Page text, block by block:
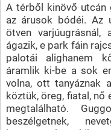
A térből kinövő utcán
az árusok bódéi. Az
ötven
ágazik, e park fáin
palotái alighanem
áramlik ki-be a sok
volna, ott tanyáznak
köztük, öreg, fiatal, nő
megtalálható.
beszélgetnek,